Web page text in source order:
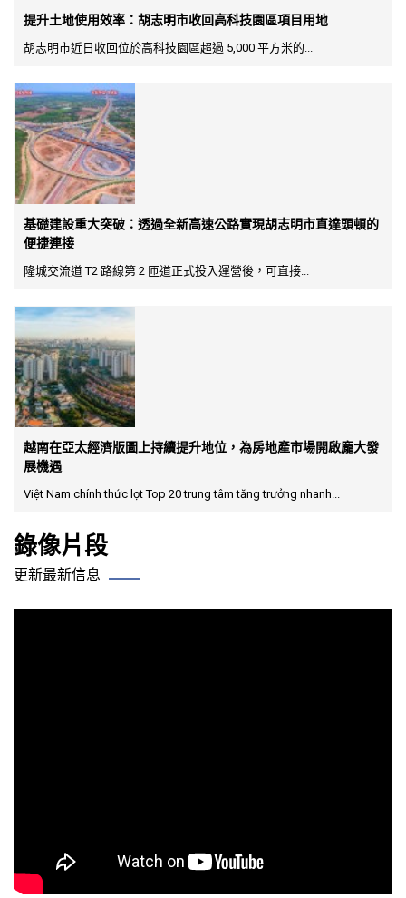
提升土地使用效率：胡志明市收回高科技園區項目用地
胡志明市近日收回位於高科技園區超過 5,000 平方米的...
基礎建設重大突破：透過全新高速公路實現胡志明市直達頭頓的
便捷連接
隆城交流道 T2 路線第 2 匝道正式投入運營後，可直接...
越南在亞太經濟版圖上持續提升地位，為房地產市場開啟龐大發
展機遇
Việt Nam chính thức lọt Top 20 trung tâm tăng trưởng nhanh...
錄像片段
更新最新信息